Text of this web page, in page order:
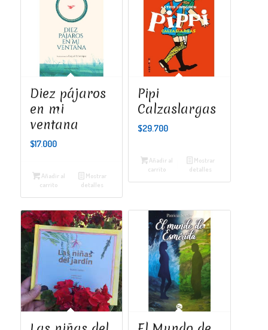
Diez pájaros
en mi
ventana
$17.000
Añadir al
carrito
Mostrar
detalles
Pipi
Calzaslargas
$29.700
Añadir al
carrito
Mostrar
detalles